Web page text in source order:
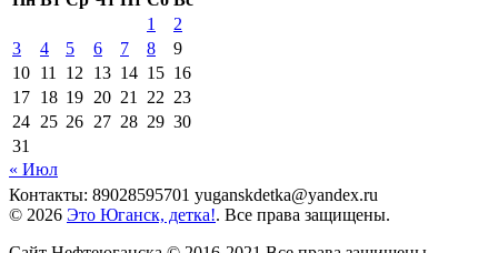
1
2
3
4 5 6 7 8
9
10 11 12 13 14 15 16
17 18 19 20 21 22 23
24 25 26 27 28 29 30
31
« Июл
Контакты: 89028595701 yuganskdetka@yandex.ru
© 2026 Это Юганск, детка!. Все права защищены.